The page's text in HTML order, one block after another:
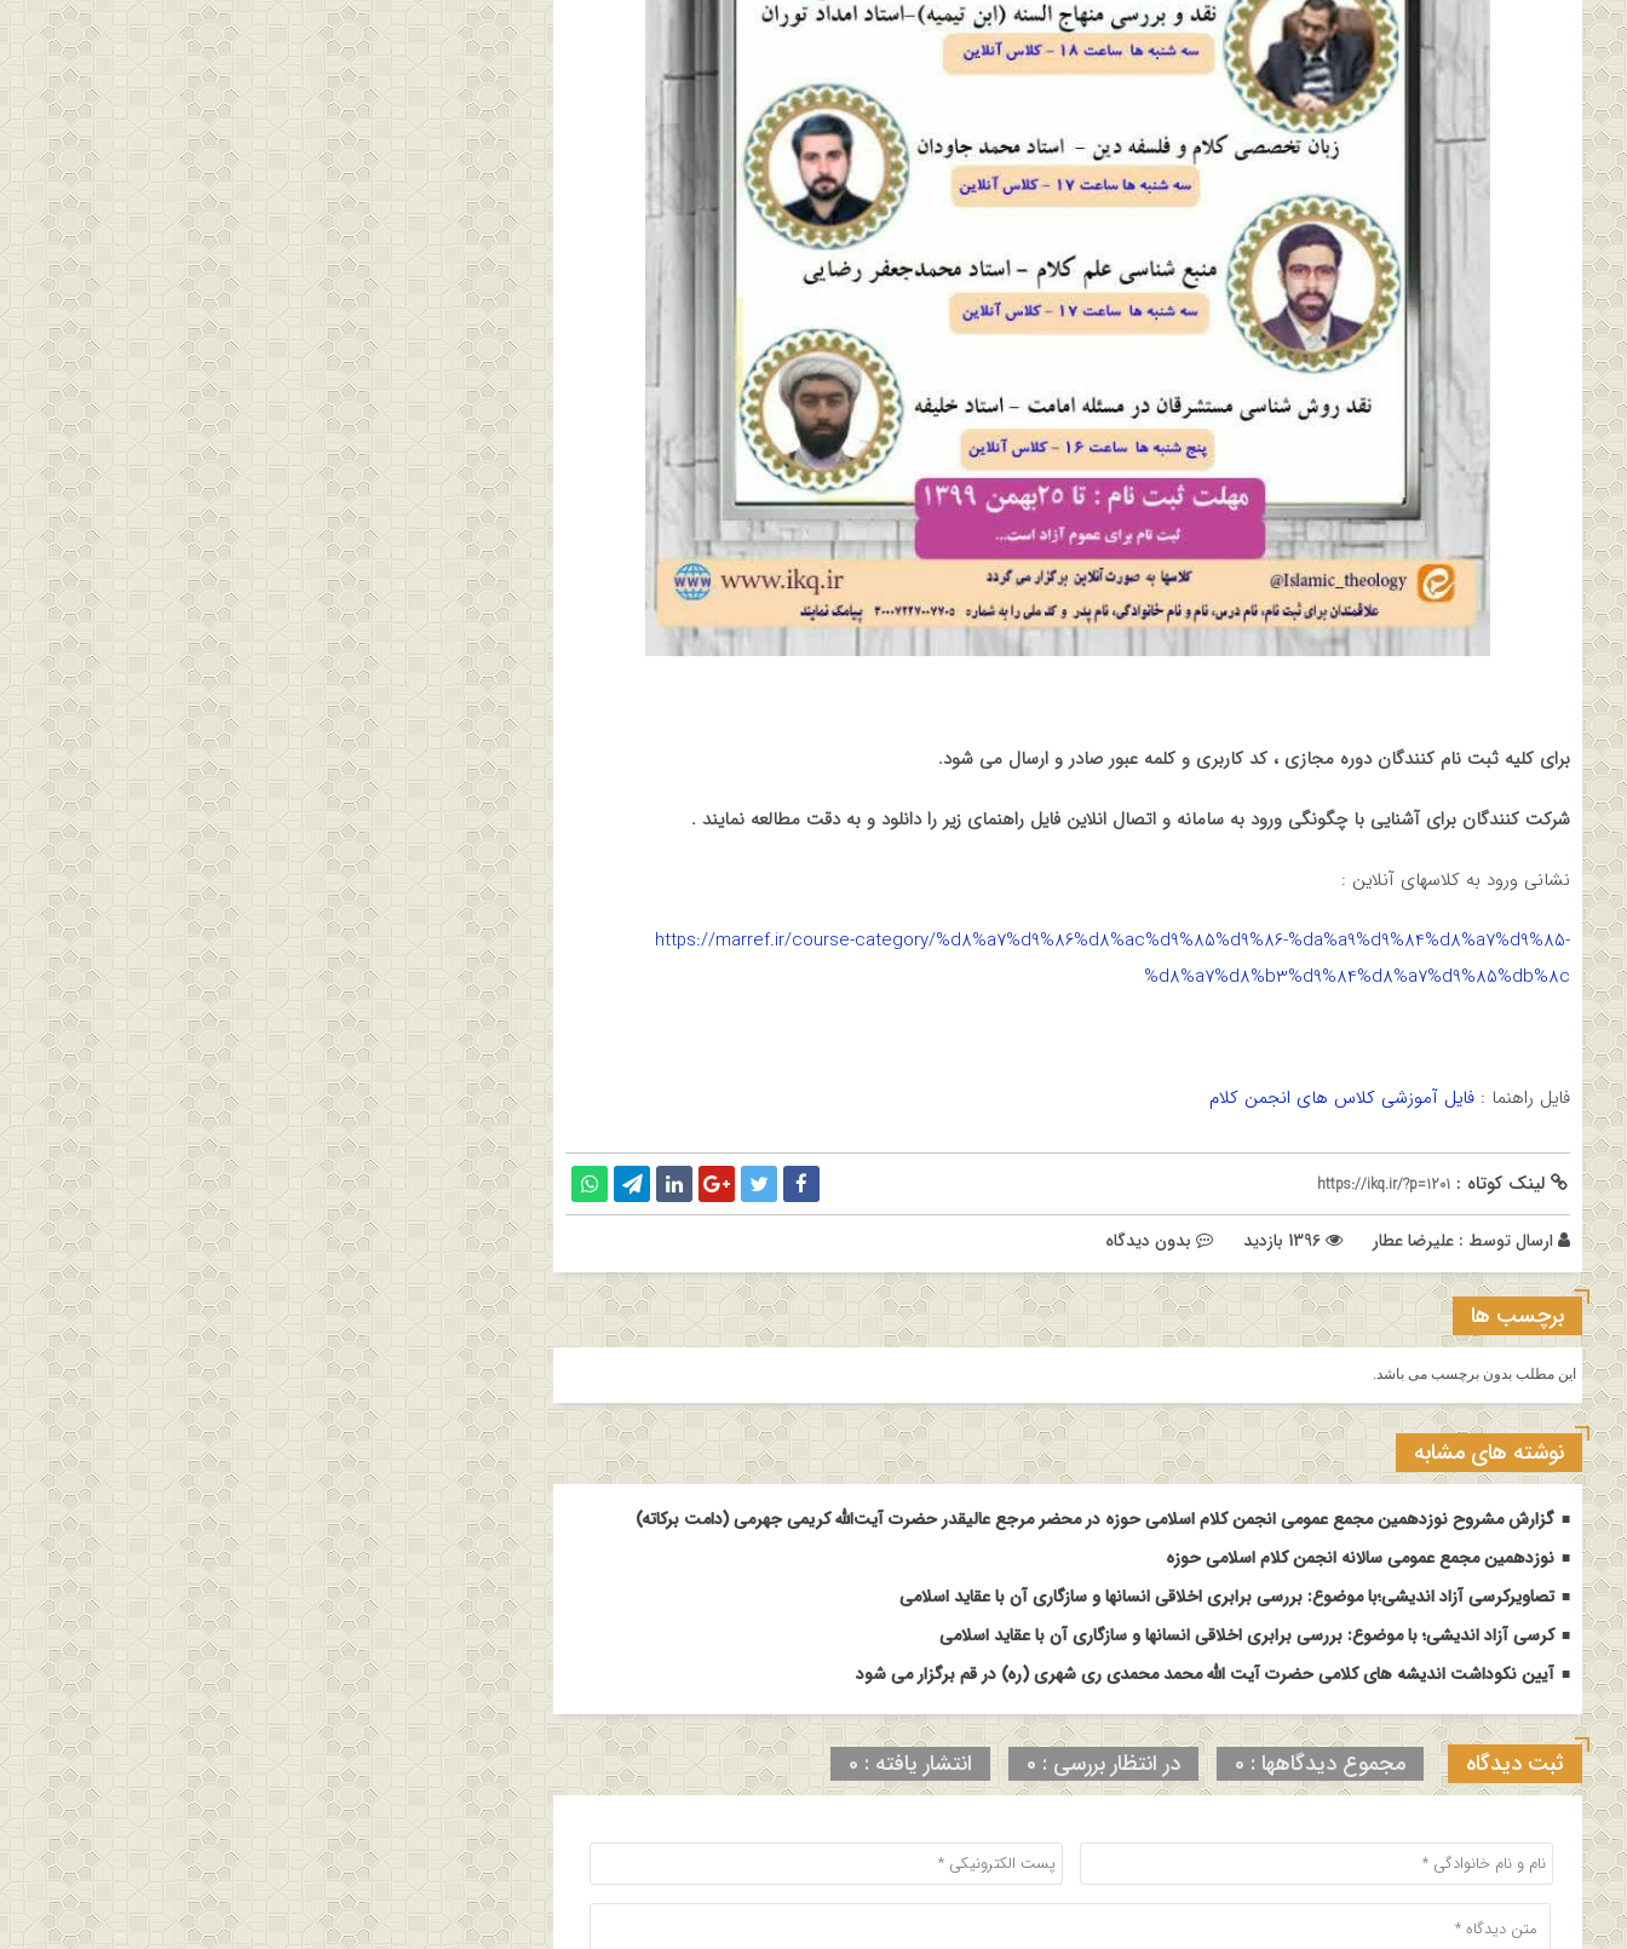
برای کلیه ثبت نام کنندگان دوره مجازی ، کد کاربری و کلمه عبور صادر و ارسال می شود.
شرکت کنندگان برای آشنایی با چگونگی ورود به سامانه و اتصال انلاین فایل راهنمای زیر را دانلود و به دقت مطالعه نمایند .
نشانی ورود به کلاسهای آنلاین :
https://marref.ir/course-category/%d8%a7%d9%86%d8%ac%d9%85%d9%86-%da%a9%d9%84%d8%a7%d9%85-
%d8%a7%d8%b3%d9%84%d8%a7%d9%85%db%8c
فایل راهنما : فایل آموزشی کلاس های انجمن کلام
لینک کوتاه : https://ikq.ir/?p=1201
ارسال توسط : علیرضا عطار بدون دیدگاه
برچسب ها
این مطلب بدون برچسب می باشد.
نوشته های مشابه
گزارش مشروح نوزدهمین مجمع عمومی انجمن کلام اسلامی حوزه در محضر مرجع عالیقدر حضرت آیت‌الله کریمی جهرمی (دامت برکاته)
نوزدهمین مجمع عمومی سالانه انجمن کلام اسلامی حوزه
تصاویرکرسی آزاد اندیشی؛با موضوع: بررسی برابری اخلاقی انسانها و سازگاری آن با عقاید اسلامی
کرسی آزاد اندیشی؛ با موضوع: بررسی برابری اخلاقی انسانها و سازگاری آن با عقاید اسلامی
آیین نکوداشت اندیشه های کلامی حضرت آیت الله محمد محمدی ری شهری (ره) در قم برگزار می شود
ثبت دیدگاه مجموع دیدگاهها : 0 در انتظار بررسی : 0 انتشار یافته : 0